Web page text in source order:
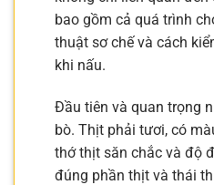
bao gồm cả quá trình
thuật sơ chế và cách
khi nấu.
Đầu tiên và quan trọng
bò. Thịt phải tươi, có
thớ thịt săn chắc và độ
đúng phần thịt và thái